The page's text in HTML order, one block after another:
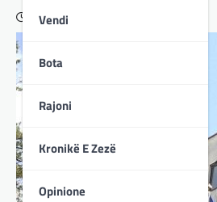
Vendi
Bota
Rajoni
Kronikë E Zezë
Opinione
February 10, 2024